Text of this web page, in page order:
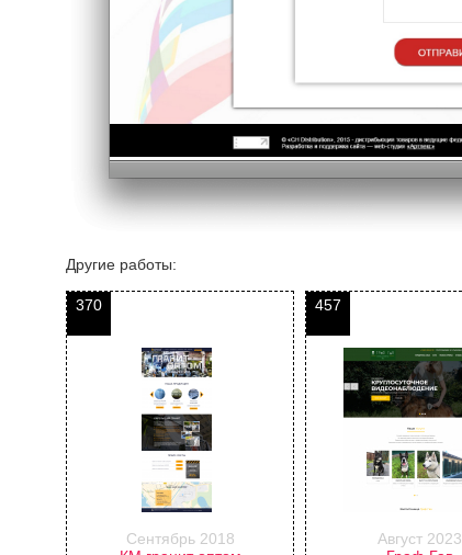
Другие работы:
370
Сентябрь 2018
457
Август 2023